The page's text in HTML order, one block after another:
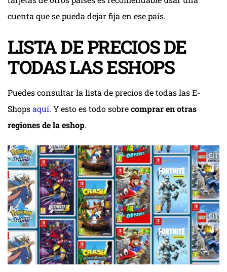
cuenta que se pueda dejar fija en ese país.
LISTA DE PRECIOS DE
TODAS LAS ESHOPS
Puedes consultar la lista de precios de todas las E-
Shopsaquí. Y esto es todo sobrecomprar en otras
regiones de la eshop.